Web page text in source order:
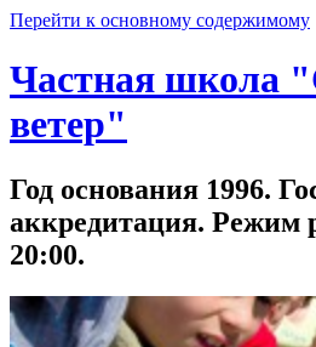
Перейти к основному содержимому
Частная школа
ветер"
Год основания 1996.
аккредитация. Режим
20:00.